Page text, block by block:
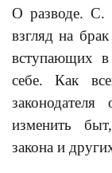
О разводе. С.
взгляд на
вступающих
себе. Как
изменить
закона и